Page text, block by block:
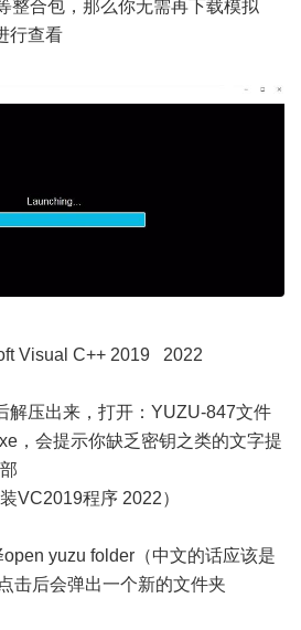
整合包，那么你无需再下载模拟
行查看
Visual C++ 2019 2022
解压出来，打开：YUZU-847文件
，会提示你缺乏密钥之类的文字提
VC2019程序 2022）
yuzu folder（中文的话应该是
击后会弹出一个新的文件夹